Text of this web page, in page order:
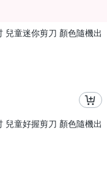
兒童迷你剪刀 顏色隨機出
兒童好握剪刀 顏色隨機出